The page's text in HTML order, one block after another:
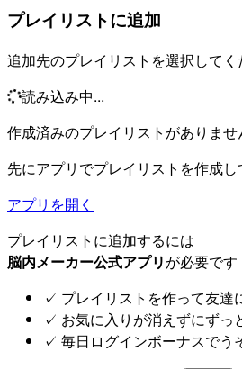
プレイリストに追加
追加先のプレイリストを選択してく
読み込み中...
作成済みのプレイリストがありませ
先にアプリでプレイリストを作成し
アプリを開く
プレイリストに追加するには
脳内メーカー公式アプリが必要です
✓ プレイリストを作って友達
✓ お気に入りが消えずにずっ
✓ 毎日ログインボーナスでう